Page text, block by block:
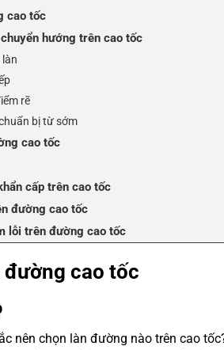
cao tốc
hướng trên cao tốc
làn
rẽ
bị từ sớm
cao tốc
cấp trên cao tốc
đường cao tốc
lỗi trên đường cao tốc
cao tốc
nên chọn làn đường nào trên cao